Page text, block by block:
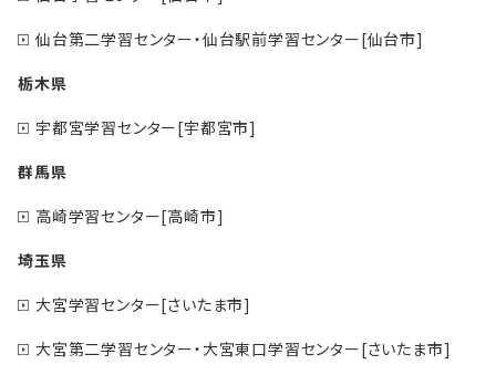
仙台第二学習センター・仙台駅前学習センター[仙台市]
栃木県
宇都宮学習センター[宇都宮市]
群馬県
高崎学習センター[高崎市]
埼玉県
大宮学習センター[さいたま市]
大宮第二学習センター・大宮東口学習センター[さいたま市]